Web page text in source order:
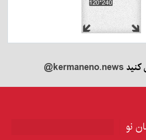
کنید@kermaneno.news
نو